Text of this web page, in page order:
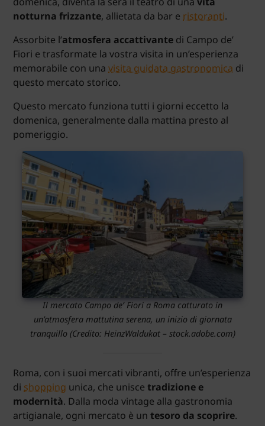
notturna frizzante, allietata da bar e ristoranti.
Assorbite l’atmosfera accattivante di Campo de’
Fiori e trasformate la vostra visita in un’esperienza
memorabile con unavisita guidata gastronomica di
questo mercato storico.
Questo mercato funziona tutti i giorni eccetto la
domenica, generalmente dalla mattina presto al
pomeriggio.
Il mercato Campo de’ Fiori a Roma catturato in
un’atmosfera mattutina serena, un inizio di giornata
tranquillo (Credito: HeinzWaldukat – stock.adobe.com)
Roma, con i suoi mercati vibranti, offre un’esperienza
di shopping unica, che uniscetradizione e
modernità. Dalla moda vintage alla gastronomia
artigianale, ogni mercato è untesoro da scoprire.